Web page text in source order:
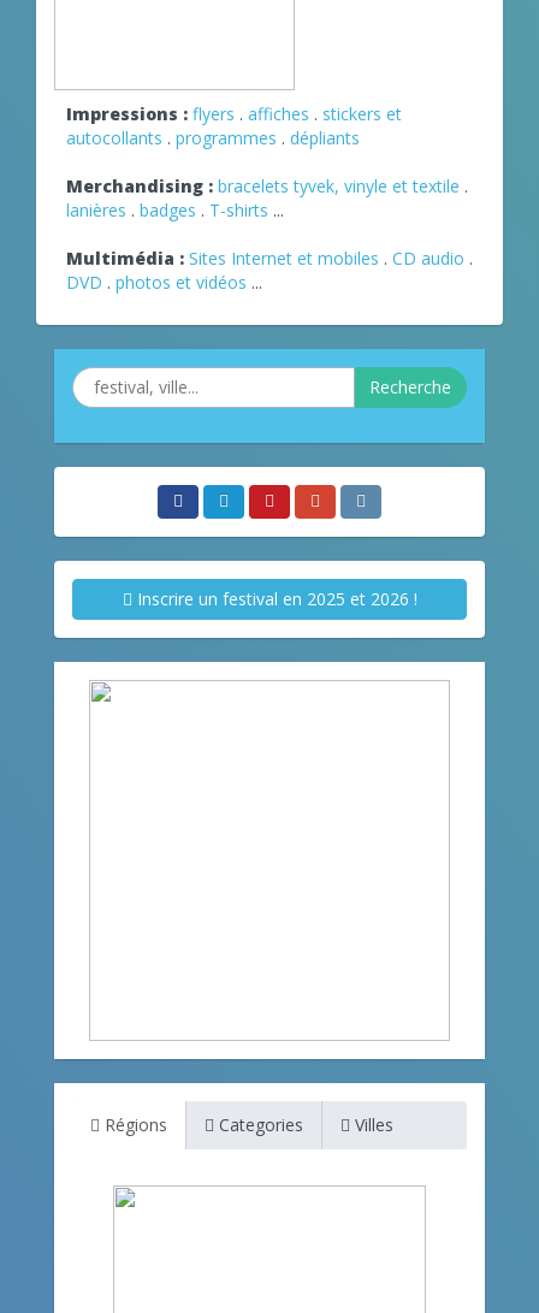
Impressions : flyers . affiches . stickers et
autocollants . programmes . dépliants
Merchandising : bracelets tyvek, vinyle et textile .
lanières . badges . T-shirts ...
Multimédia : Sites Internet et mobiles . CD audio .
DVD . photos et vidéos ...
Recherche
Inscrire un festival en 2025 et 2026 !
Régions Categories Villes